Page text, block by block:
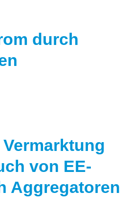
durch
von EE-
Aggregatoren